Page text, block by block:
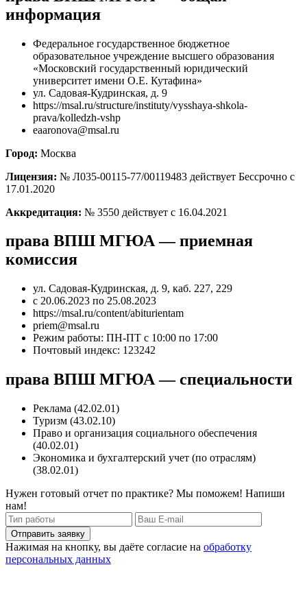
информация
Федеральное государственное бюджетное
образовательное учреждение высшего образования
«Московский государственный юридический
университет имени О.Е. Кутафина»
ул. Садовая-Кудринская, д. 9
https://msal.ru/structure/instituty/vysshaya-shkola-
prava/kolledzh-vshp
eaaronova@msal.ru
Город: Москва
Лицензия: № Л035-00115-77/00119483 действует Бессрочно с
17.01.2020
Аккредитация: № 3550 действует с 16.04.2021
права ВПШ МГЮА — приемная
комиссия
ул. Садовая-Кудринская, д. 9, каб. 227, 229
с 20.06.2023 по 25.08.2023
https://msal.ru/content/abiturientam
priem@msal.ru
Режим работы: ПН-ПТ с 10:00 по 17:00
Почтовый индекс: 123242
права ВПШ МГЮА — специальности
Реклама (42.02.01)
Туризм (43.02.10)
Право и организация социального обеспечения
(40.02.01)
Экономика и бухгалтерский учет (по отраслям)
(38.02.01)
Нужен готовый отчет по практике? Мы поможем! Напиши
нам!
Отправить заявку
Нажимая на кнопку, вы даёте согласие на обработку
персональных данных